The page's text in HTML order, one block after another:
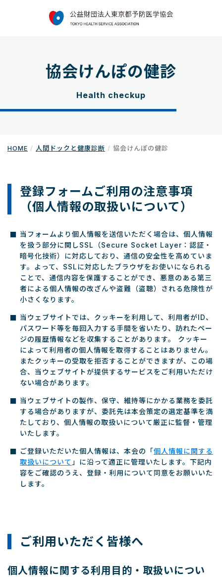
協会けんぽの健診
Health checkup
HOME 人間ドックと健康診断 協会けんぽの健診
登録フォームご利用の注意事項
（個人情報の取扱いについて）
当フォームより個人情報を送信いただく場合は、個人情報
を扱う部分に関しSSL（Secure Socket Layer：認証・
暗号化技術）に対応しており、通信の安全性を高めていま
す。よって、SSLに対応したブラウザをお使いになられる
ことで、通信内容を保護することができ、悪意のある第三
者による個人情報の改ざんや盗難（盗聴）される危険性が
小さくなります。
当ウェブサイトでは、クッキーを利用して、利用者がID、
パスワード等を毎回入力する手間を省いたり、訪れたペー
ジの履歴情報などを収集することがあります。 クッキー
によって利用者の個人情報を取得することはありません。
またクッキーの受取を拒否することができますが、この場
合、当ウェブサイトが提供するサービスをご利用いただけ
ない場合があります。
当ウェブサイトの製作、保守、維持等にかかる業務を委託
する場合がありますが、委託先は本会策定の選定基準を満
たしており、個人情報の取扱いについて厳正に監督・管理
いたします。
ご登録いただいた個人情報は、本会の「個人情報に関する
取扱いについて 」に沿って適正に管理いたします。下記内
容をご確認のうえ、登録・利用について同意をお願いいた
します。
ご利用いただく皆様へ
個人情報に関する利用目的・取扱いについ